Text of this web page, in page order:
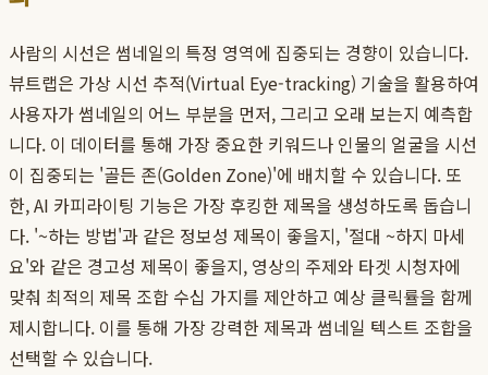
사람의 시선은 썸네일의 특정 영역에 집중되는 경향이 있습니다.
뷰트랩은 가상 시선 추적(Virtual Eye-tracking) 기술을 활용하여
사용자가 썸네일의 어느 부분을 먼저, 그리고 오래 보는지 예측합
니다. 이 데이터를 통해 가장 중요한 키워드나 인물의 얼굴을 시선
이 집중되는 '골든 존(Golden Zone)'에 배치할 수 있습니다. 또
한, AI 카피라이팅 기능은 가장 후킹한 제목을 생성하도록 돕습니
다. '~하는 방법'과 같은 정보성 제목이 좋을지, '절대 ~하지 마세
요'와 같은 경고성 제목이 좋을지, 영상의 주제와 타겟 시청자에
맞춰 최적의 제목 조합 수십 가지를 제안하고 예상 클릭률을 함께
제시합니다. 이를 통해 가장 강력한 제목과 썸네일 텍스트 조합을
선택할 수 있습니다.